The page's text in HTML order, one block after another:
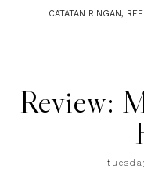
CATATAN RINGAN,
Review: